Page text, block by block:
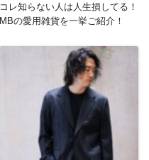
コレ知らない人は人生損してる！
MBの愛用雑貨を一挙ご紹介！